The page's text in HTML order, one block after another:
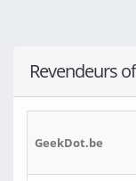
Revendeurs
GeekDot.be